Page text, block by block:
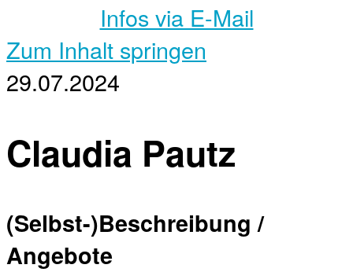
Infos via E-Mail
Zum Inhalt springen
29.07.2024
Claudia Pautz
(Selbst-)Beschreibung /
Angebote